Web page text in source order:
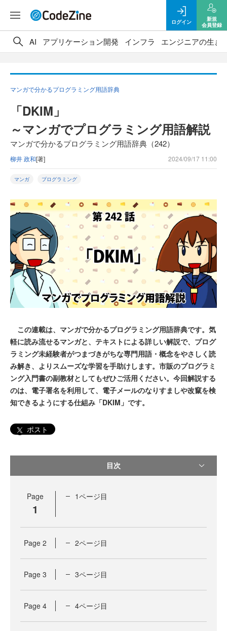
ログイン
新規
会員登録
AI アプリケーション開発 インフラ エンジニアの生き
マンガで分かるプログラミング用語辞典
「DKIM」
～マンガでプログラミング用語解説
マンガで分かるプログラミング用語辞典（242）
柳井 政和[著] 2024/09/17 11:00
マンガ プログラミング
この連載は、マンガで分かるプログラミング用語辞典です。気
軽に読み流せるマンガと、テキストによる詳しい解説で、プログ
ラミング未経験者がつまづきがちな専門用語・概念をやさしく読
み解き、よりスムーズな学習を手助けします。市販のプログラミ
ング入門書の副教材としてもぜひご活用ください。今回解説する
のは、電子署名を利用して、電子メールのなりすましや改竄を検
知できるようにする仕組み「DKIM」です。
ポスト
目次
Page
1
1ページ目
Page 2 2ページ目
Page 3 3ページ目
Page 4 4ページ目